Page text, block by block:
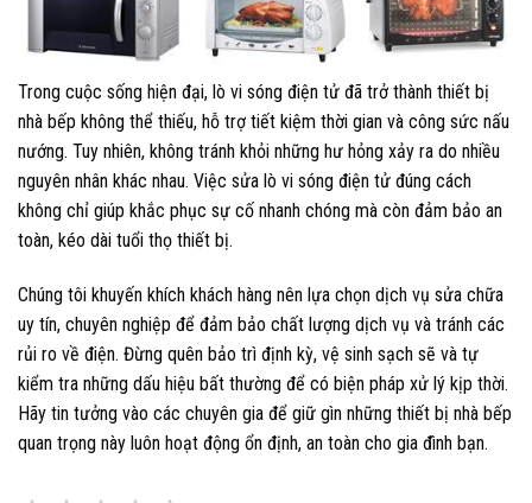
Trong cuộc sống hiện đại, lò vi sóng điện tử đã trở thành thiết bị
nhà bếp không thể thiếu, hỗ trợ tiết kiệm thời gian và công sức nấu
nướng. Tuy nhiên, không tránh khỏi những hư hỏng xảy ra do nhiều
nguyên nhân khác nhau. Việc sửa lò vi sóng điện tử đúng cách
không chỉ giúp khắc phục sự cố nhanh chóng mà còn đảm bảo an
toàn, kéo dài tuổi thọ thiết bị.
Chúng tôi khuyến khích khách hàng nên lựa chọn dịch vụ sửa chữa
uy tín, chuyên nghiệp để đảm bảo chất lượng dịch vụ và tránh các
rủi ro về điện. Đừng quên bảo trì định kỳ, vệ sinh sạch sẽ và tự
kiểm tra những dấu hiệu bất thường để có biện pháp xử lý kịp thời.
Hãy tin tưởng vào các chuyên gia để giữ gìn những thiết bị nhà bếp
quan trọng này luôn hoạt động ổn định, an toàn cho gia đình bạn.